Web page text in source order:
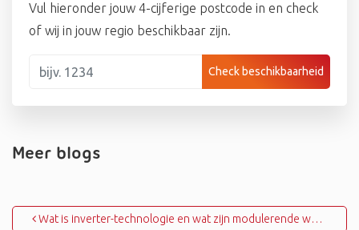
Vul hieronder jouw 4-cijferige postcode in en check
of wij in jouw regio beschikbaar zijn.
Check beschikbaarheid
Meer blogs
Wat is inverter-technologie en wat zijn modulerende warmtepompen?